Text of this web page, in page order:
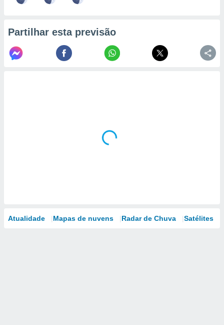
Partilhar esta previsão
Atualidade Mapas de nuvens Radar de Chuva Satélites